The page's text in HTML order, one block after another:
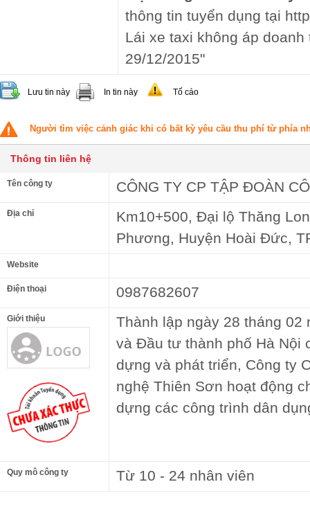
thông tin tuyển dụng tại
Lái xe taxi không áp
29/12/2015"
Lưu tin này In tin này Tố cáo
Người tìm việc cảnh giác khi có bất kỳ yêu cầu thu phí từ phía
Thông tin liên hệ
Tên công ty CÔNG TY CP TẬP ĐOÀN
Địa chỉ
Km10+500, Đại lộ Thăng
Phương, Huyện Hoài Đức,
Website
Điện thoại 0987682607
Giới thiệu
Thành lập ngày 28 tháng 02
và Đầu tư thành phố Hà Nội
dựng và phát triển, Công ty
nghệ Thiên Sơn hoạt động
dựng các công trình dân
Quy mô công ty Từ 10 - 24 nhân viên